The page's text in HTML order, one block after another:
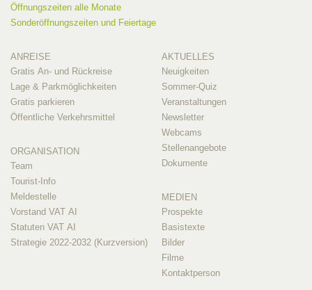
Öffnungszeiten alle Monate
Sonderöffnungszeiten und Feiertage
ANREISE
Gratis An- und Rückreise
Lage & Parkmöglichkeiten
Gratis parkieren
Öffentliche Verkehrsmittel
ORGANISATION
Team
Tourist-Info
Meldestelle
Vorstand VAT AI
Statuten VAT AI
Strategie 2022-2032 (Kurzversion)
AKTUELLES
Neuigkeiten
Sommer-Quiz
Veranstaltungen
Newsletter
Webcams
Stellenangebote
Dokumente
MEDIEN
Prospekte
Basistexte
Bilder
Filme
Kontaktperson